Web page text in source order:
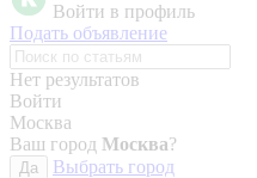
Войти в профиль
Подать объявление
Нет результатов
Войти
Москва
Ваш город Москва?
Да
Выбрать город